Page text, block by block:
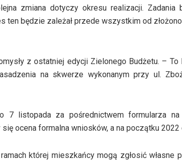
zmiana dotyczy okresu realizacji. Zadania
ten będzie zależał przede wszystkim od
z ostatniej edycji Zielonego Budżetu. –
na skwerze wykonanym przy ul.
7 listopada za pośrednictwem formularza
ocena formalna wniosków, a na początku 2022
której mieszkańcy mogą zgłosić własne